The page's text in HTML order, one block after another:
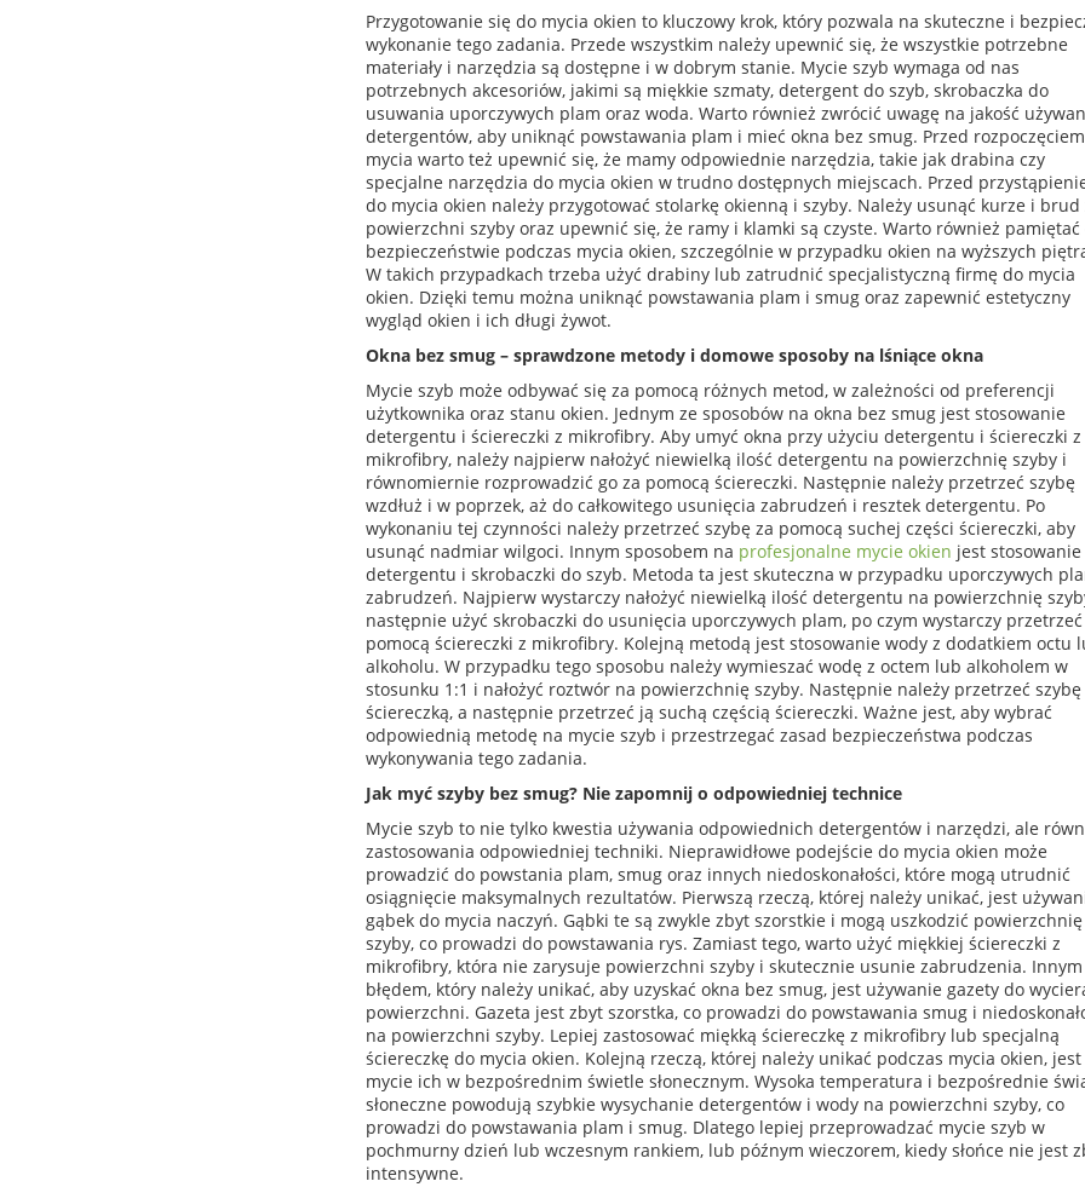
Przygotowanie się do mycia okien to kluczowy krok, który pozwala na skuteczne i
wykonanie tego zadania. Przede wszystkim należy upewnić się, że wszystkie potrzebne
materiały i narzędzia są dostępne i w dobrym stanie. Mycie szyb wymaga od nas
potrzebnych akcesoriów, jakimi są miękkie szmaty, detergent do szyb, skrobaczka do
usuwania uporczywych plam oraz woda. Warto również zwrócić uwagę na jakość
detergentów, aby uniknąć powstawania plam i mieć okna bez smug. Przed rozpoczęciem
mycia warto też upewnić się, że mamy odpowiednie narzędzia, takie jak drabina czy
specjalne narzędzia do mycia okien w trudno dostępnych miejscach. Przed
do mycia okien należy przygotować stolarkę okienną i szyby. Należy usunąć kurze i brud
powierzchni szyby oraz upewnić się, że ramy i klamki są czyste. Warto również pamiętać
bezpieczeństwie podczas mycia okien, szczególnie w przypadku okien na wyższych
W takich przypadkach trzeba użyć drabiny lub zatrudnić specjalistyczną firmę do mycia
okien. Dzięki temu można uniknąć powstawania plam i smug oraz zapewnić estetyczny
wygląd okien i ich długi żywot.
Okna bez smug – sprawdzone metody i domowe sposoby na lśniące okna
Mycie szyb może odbywać się za pomocą różnych metod, w zależności od preferencji
użytkownika oraz stanu okien. Jednym ze sposobów na okna bez smug jest stosowanie
detergentu i ściereczki z mikrofibry. Aby umyć okna przy użyciu detergentu i ściereczki z
mikrofibry, należy najpierw nałożyć niewielką ilość detergentu na powierzchnię szyby i
równomiernie rozprowadzić go za pomocą ściereczki. Następnie należy przetrzeć szybę
wzdłuż i w poprzek, aż do całkowitego usunięcia zabrudzeń i resztek detergentu. Po
wykonaniu tej czynności należy przetrzeć szybę za pomocą suchej części ściereczki, aby
usunąć nadmiar wilgoci. Innym sposobem na profesjonalne mycie okien jest stosowanie
detergentu i skrobaczki do szyb. Metoda ta jest skuteczna w przypadku uporczywych
zabrudzeń. Najpierw wystarczy nałożyć niewielką ilość detergentu na powierzchnię
następnie użyć skrobaczki do usunięcia uporczywych plam, po czym wystarczy przetrzeć
pomocą ściereczki z mikrofibry. Kolejną metodą jest stosowanie wody z dodatkiem octu
alkoholu. W przypadku tego sposobu należy wymieszać wodę z octem lub alkoholem w
stosunku 1:1 i nałożyć roztwór na powierzchnię szyby. Następnie należy przetrzeć szybę
ściereczką, a następnie przetrzeć ją suchą częścią ściereczki. Ważne jest, aby wybrać
odpowiednią metodę na mycie szyb i przestrzegać zasad bezpieczeństwa podczas
wykonywania tego zadania.
Jak myć szyby bez smug? Nie zapomnij o odpowiedniej technice
Mycie szyb to nie tylko kwestia używania odpowiednich detergentów i narzędzi, ale
zastosowania odpowiedniej techniki. Nieprawidłowe podejście do mycia okien może
prowadzić do powstania plam, smug oraz innych niedoskonałości, które mogą utrudnić
osiągnięcie maksymalnych rezultatów. Pierwszą rzeczą, której należy unikać, jest
gąbek do mycia naczyń. Gąbki te są zwykle zbyt szorstkie i mogą uszkodzić powierzchnię
szyby, co prowadzi do powstawania rys. Zamiast tego, warto użyć miękkiej ściereczki z
mikrofibry, która nie zarysuje powierzchni szyby i skutecznie usunie zabrudzenia. Innym
błędem, który należy unikać, aby uzyskać okna bez smug, jest używanie gazety do
powierzchni. Gazeta jest zbyt szorstka, co prowadzi do powstawania smug i
na powierzchni szyby. Lepiej zastosować miękką ściereczkę z mikrofibry lub specjalną
ściereczkę do mycia okien. Kolejną rzeczą, której należy unikać podczas mycia okien, jest
mycie ich w bezpośrednim świetle słonecznym. Wysoka temperatura i bezpośrednie
słoneczne powodują szybkie wysychanie detergentów i wody na powierzchni szyby, co
prowadzi do powstawania plam i smug. Dlatego lepiej przeprowadzać mycie szyb w
pochmurny dzień lub wczesnym rankiem, lub późnym wieczorem, kiedy słońce nie jest
intensywne.